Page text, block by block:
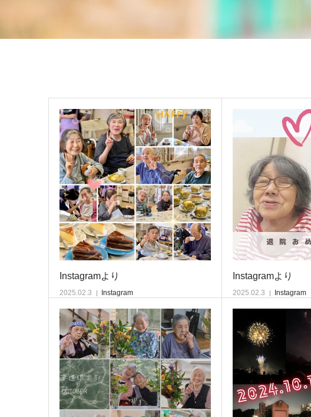
Instagramより
2025.02.3 Instagram
Instagramより
2025.02.3 Instagram